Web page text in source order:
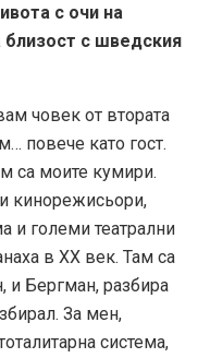
с очи на
близост с шведския
човек от втората
повече като гост.
са моите кумири.
кинорежисьори,
и големи театрални
в ХХ век. Там са
и Бергман, разбира
За мен,
система,